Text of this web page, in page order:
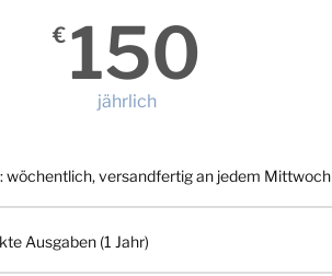
€ 150
jährlich
wöchentlich, versandfertig an jedem Mittwoch
Ausgaben (1 Jahr)